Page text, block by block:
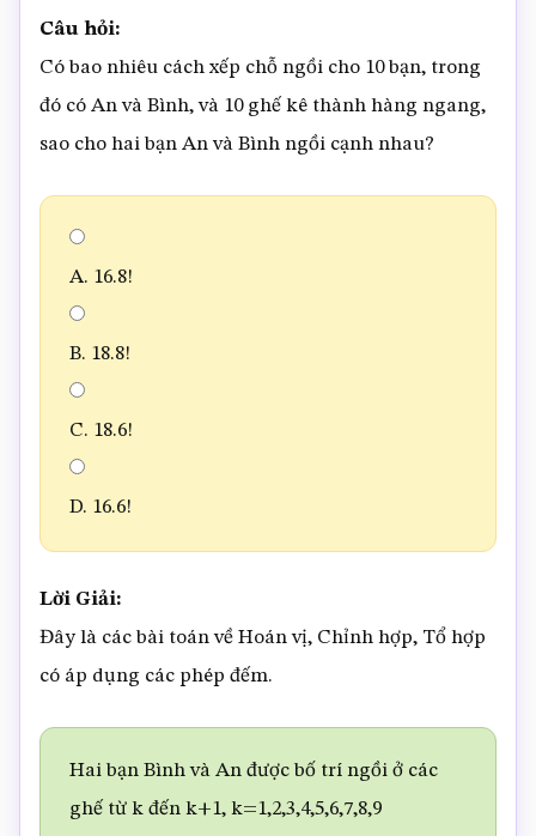
Câu hỏi:
Có bao nhiêu cách xếp chỗ ngồi cho 10 bạn, trong
đó có An và Bình, và 10 ghế kê thành hàng ngang,
sao cho hai bạn An và Bình ngồi cạnh nhau?
A. 16.8!
B. 18.8!
C. 18.6!
D. 16.6!
Lời Giải:
Đây là các bài toán về Hoán vị, Chỉnh hợp, Tổ hợp
có áp dụng các phép đếm.
Hai bạn Bình và An được bố trí ngồi ở các
ghế từ k đến k+1, k=1,2,3,4,5,6,7,8,9